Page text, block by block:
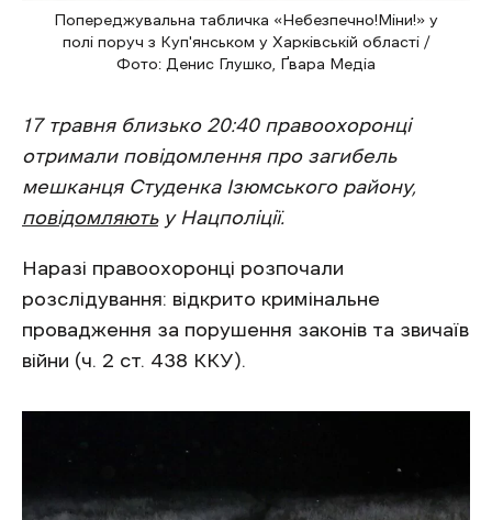
Попереджувальна табличка «Небезпечно!Міни!» у
полі поруч з Куп'янськом у Харківській області /
Фото: Денис Глушко, Ґвара Медіа
17 травня близько 20:40 правоохоронці
отримали повідомлення про загибель
мешканця Студенка Ізюмського району,
повідомляютьу Нацполіції.
Наразі правоохоронці розпочали
розслідування: відкрито кримінальне
провадження за порушення законів та звичаїв
війни (ч. 2 ст. 438 ККУ).